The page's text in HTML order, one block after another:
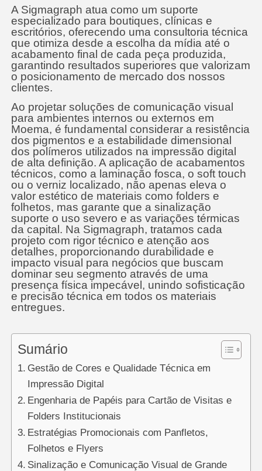
A Sigmagraph atua como um suporte
especializado para boutiques, clínicas e
escritórios, oferecendo uma consultoria técnica
que otimiza desde a escolha da mídia até o
acabamento final de cada peça produzida,
garantindo resultados superiores que valorizam
o posicionamento de mercado dos nossos
clientes.
Ao projetar soluções de comunicação visual
para ambientes internos ou externos em
Moema, é fundamental considerar a resistência
dos pigmentos e a estabilidade dimensional
dos polímeros utilizados na impressão digital
de alta definição. A aplicação de acabamentos
técnicos, como a laminação fosca, o soft touch
ou o verniz localizado, não apenas eleva o
valor estético de materiais como folders e
folhetos, mas garante que a sinalização
suporte o uso severo e as variações térmicas
da capital. Na Sigmagraph, tratamos cada
projeto com rigor técnico e atenção aos
detalhes, proporcionando durabilidade e
impacto visual para negócios que buscam
dominar seu segmento através de uma
presença física impecável, unindo sofisticação
e precisão técnica em todos os materiais
entregues.
Sumário
Gestão de Cores e Qualidade Técnica em
Impressão Digital
Engenharia de Papéis para Cartão de Visitas e
Folders Institucionais
Estratégias Promocionais com Panfletos,
Folhetos e Flyers
Sinalização e Comunicação Visual de Grande